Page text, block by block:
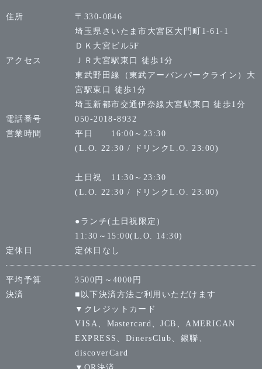
住所
〒330-0846
埼玉県さいたま市大宮区大門町1-61-1
ＤＫ大宮ビル5F
アクセス
ＪＲ大宮駅東口 徒歩1分
東武野田線（東武アーバンパークライン）大
宮駅東口 徒歩1分
埼玉新都市交通伊奈線大宮駅東口 徒歩1分
電話番号
050-2018-8932
営業時間
平日 16:00～23:30
(L.O. 22:30 / ドリンクL.O. 23:00)
土日祝 11:30～23:30
(L.O. 22:30 / ドリンクL.O. 23:00)
●ランチ(土日祝限定)
11:30～15:00(L.O. 14:30)
定休日
定休日なし
平均予算
3500円～4000円
決済
■以下決済方法ご利用いただけます
▼クレジットカード
VISA、Mastercard、JCB、AMERICAN
EXPRESS、DinersClub、銀聯、
discoverCard